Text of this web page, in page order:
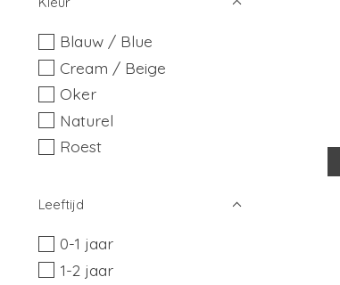
Blauw / Blue
Cream / Beige
Oker
Naturel
Roest
Leeftijd
0-1 jaar
1-2 jaar